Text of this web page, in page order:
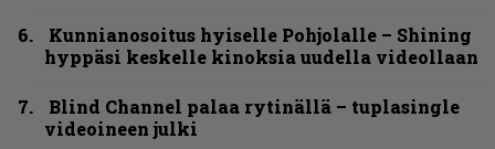
Kunnianosoitus hyiselle Pohjolalle – Shining
hyppäsi keskelle kinoksia uudella videollaan
Blind Channel palaa rytinällä – tuplasingle
videoineen julki